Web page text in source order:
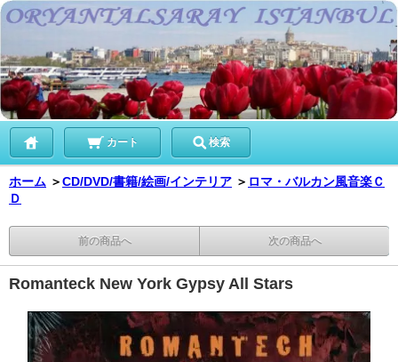
カート 検索
ホーム ＞CD/DVD/書籍/絵画/インテリア ＞ ロマ・バルカン風音楽Ｃ
Ｄ
前の商品へ 次の商品へ
Romanteck New York Gypsy All Stars